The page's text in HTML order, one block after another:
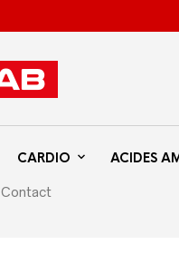
CARDIO ACIDES
Contact